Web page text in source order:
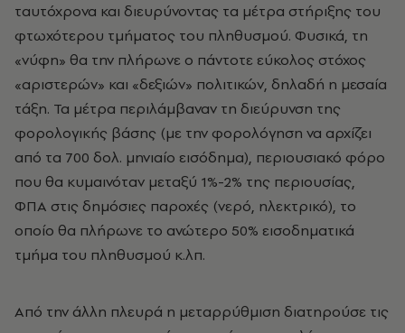
ταυτόχρονα και διευρύνοντας τα μέτρα στήριξης του
φτωχότερου τμήματος του πληθυσμού. Φυσικά, τη
«νύφη» θα την πλήρωνε ο πάντοτε εύκολος στόχος
«αριστερών» και «δεξιών» πολιτικών, δηλαδή η μεσαία
τάξη. Τα μέτρα περιλάμβαναν τη διεύρυνση της
φορολογικής βάσης (με την φορολόγηση να αρχίζει
από τα 700 δολ. μηνιαίο εισόδημα), περιουσιακό φόρο
που θα κυμαινόταν μεταξύ 1%-2% της περιουσίας,
ΦΠΑ στις δημόσιες παροχές (νερό, ηλεκτρικό), το
οποίο θα πλήρωνε το ανώτερο 50% εισοδηματικά
τμήμα του πληθυσμού κ.λπ.
Από την άλλη πλευρά η μεταρρύθμιση διατηρούσε τις